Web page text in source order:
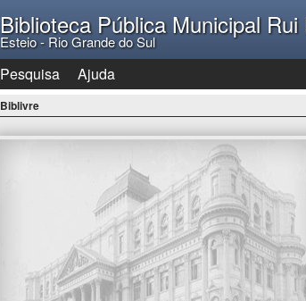
Biblioteca Pública Municipal
Esteio - Rio Grande do Sul
Pesquisa Ajuda
Biblivre